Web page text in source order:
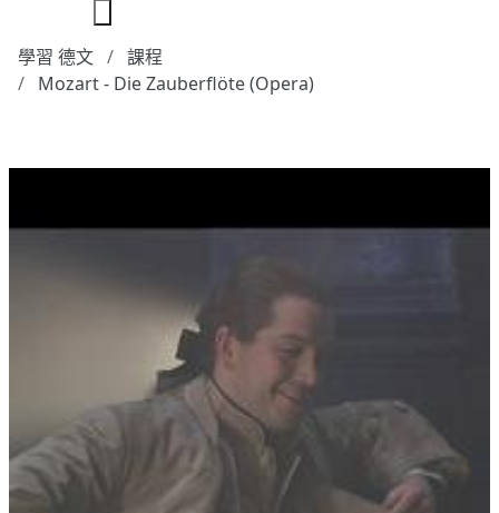
學習 德文
課程
Mozart - Die Zauberflöte (Opera)